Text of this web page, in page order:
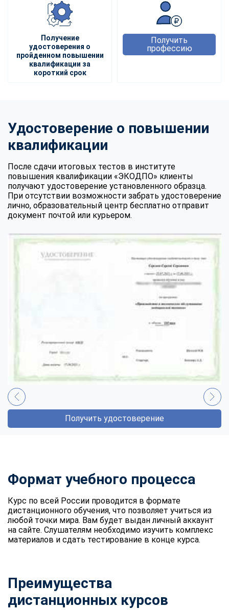
Получение
удостоверения о
пройденном повышении
квалификации за
короткий срок
Получить
профессию
Удостоверение о повышении
квалификации
После сдачи итоговых тестов в институте
повышения квалификации «ЭКОДПО» клиенты
получают удостоверение установленного образца.
При отсутствии возможности забрать удостоверение
лично, образовательный центр бесплатно отправит
документ почтой или курьером.
Получить удостоверение
Формат учебного процесса
Курс по всей России проводится в формате
дистанционного обучения, что позволяет учиться из
любой точки мира. Вам будет выдан личный аккаунт
на сайте. Слушателям необходимо изучить комплекс
материалов и сдать тестирование в конце курса.
Преимущества
дистанционных курсов